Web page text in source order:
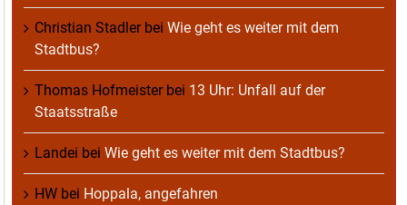
Christian Stadlerbei Wie geht es weiter mit dem
Stadtbus?
Thomas Hofmeisterbei 13 Uhr: Unfall auf der
Staatsstraße
Landei bei Wie geht es weiter mit dem Stadtbus?
HW bei Hoppala, angefahren